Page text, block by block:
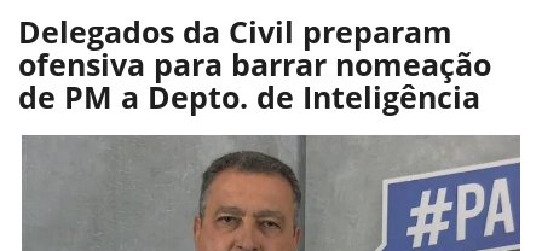
Delegados da Civil preparam
ofensiva para barrar nomeação
de PM a Depto. de Inteligência